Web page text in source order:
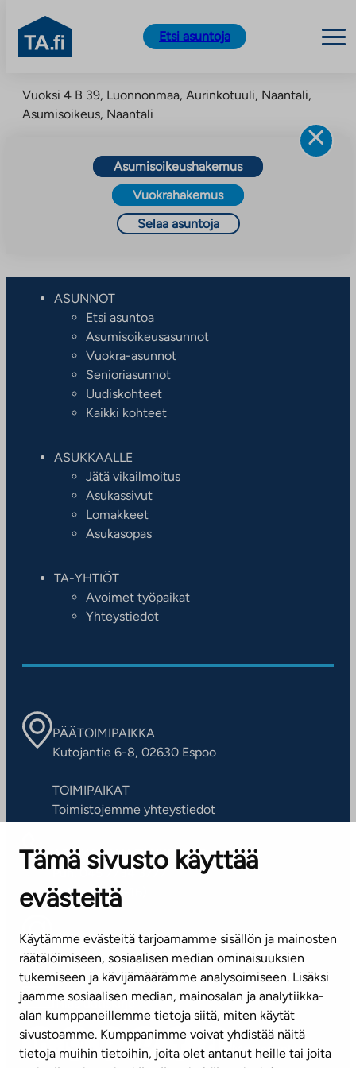
Tämä sivusto käyttää
evästeitä
Käytämme evästeitä tarjoamamme sisällön ja mainosten
räätälöimiseen, sosiaalisen median ominaisuuksien
tukemiseen ja kävijämäärämme analysoimiseen. Lisäksi
jaamme sosiaalisen median, mainosalan ja analytiikka-
alan kumppaneillemme tietoja siitä, miten käytät
sivustoamme. Kumppanimme voivat yhdistää näitä
tietoja muihin tietoihin, joita olet antanut heille tai joita
sisältöön
TA.fi
Etsi asuntoja
Vuoksi 4 B 39, Luonnonmaa, Aurinkotuuli, Naantali,
Asumisoikeus, Naantali
Asumisoikeushakemus
Vuokrahakemus
Selaa asuntoja
ASUNNOT
Etsi asuntoa
Asumisoikeusasunnot
Vuokra-asunnot
Senioriasunnot
Uudiskohteet
Kaikki kohteet
ASUKKAALLE
Jätä vikailmoitus
Asukassivut
Lomakkeet
Asukasopas
TA-YHTIÖT
Avoimet työpaikat
Yhteystiedot
PÄÄTOIMIPAIKKA
Kutojantie 6-8, 02630 Espoo
TOIMIPAIKAT
Toimistojemme yhteystiedot
ASIAKASPALVELUKESKUS
Puh. 045 7734 3777
(arkisin klo 8-16)
info@ta.fi
Tilaa uutiskirje
Mediapankki